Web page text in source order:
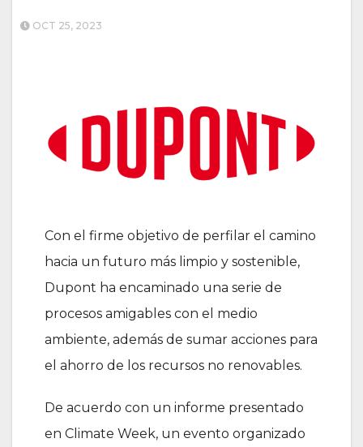
OCT 25, 2023
Con el firme objetivo de perfilar el camino
hacia un futuro más limpio y sostenible,
Dupont ha encaminado una serie de
procesos amigables con el medio
ambiente, además de sumar acciones para
el ahorro de los recursos no renovables.
De acuerdo con un informe presentado
en Climate Week, un evento organizado